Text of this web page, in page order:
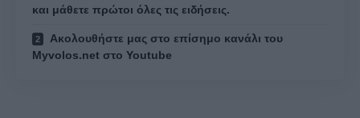
και μάθετε πρώτοι όλες τις ειδήσεις.
Ακολουθήστε μας στο επίσημο κανάλι του
Myvolos.net στο Youtube